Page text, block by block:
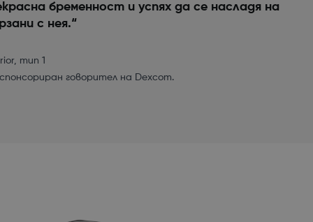
бременност и успях да се насладя на
с нея.“
тип 1
говорител на Dexcom.